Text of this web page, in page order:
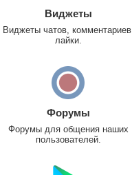
Виджеты
Виджеты чатов,
лайки.
Форумы
Форумы для общения наших
пользователей.